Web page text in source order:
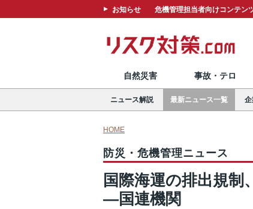
お知らせ 危機管理担当者向けコンテン
自然災害 事故・テロ
ニュース解説 最新ニュース一覧
HOME
防災・危機管理ニュース
国際海運の排出規制
―国連機関